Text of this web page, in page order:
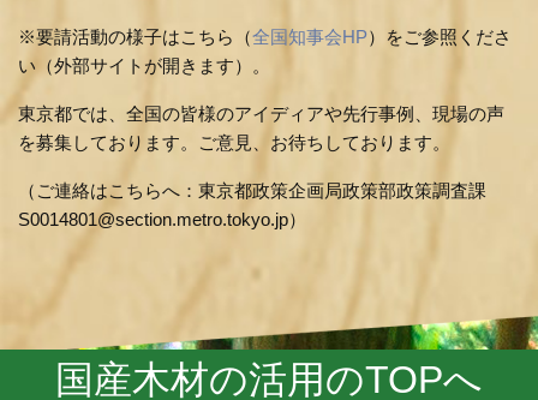
※要請活動の様子はこちら（全国知事会HP）をご参照くださ
い（外部サイトが開きます）。
東京都では、全国の皆様のアイディアや先行事例、現場の声
を募集しております。ご意見、お待ちしております。
（ご連絡はこちらへ：東京都政策企画局政策部政策調査課
S0014801@section.metro.tokyo.jp）
国産木材の活用のTOPへ